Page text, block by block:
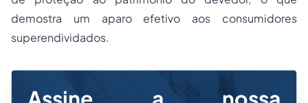
demostra um aparo efetivo aos consumidores
superendividados.